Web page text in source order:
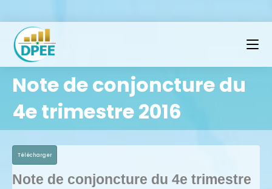
Note de conjoncture du
4e trimestre 2016
Télécharger
Note de conjoncture du 4e trimestre